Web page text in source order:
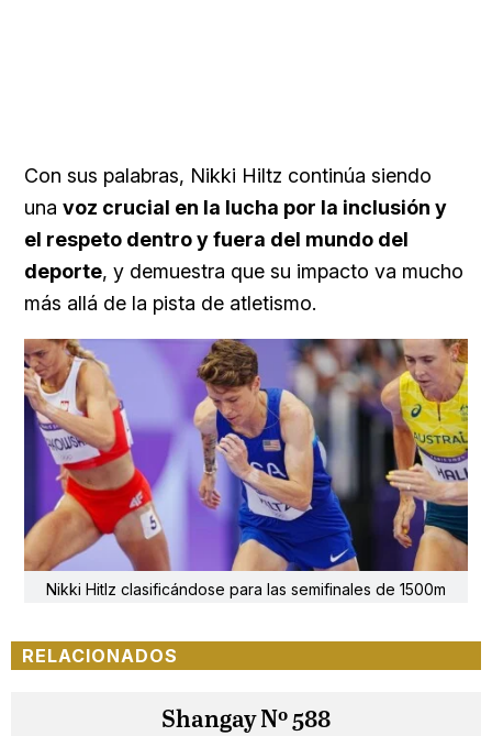
Con sus palabras, Nikki Hiltz continúa siendo
una voz crucial en la lucha por la inclusión y
el respeto dentro y fuera del mundo del
deporte, y demuestra que su impacto va mucho
más allá de la pista de atletismo.
Nikki Hitlz clasificándose para las semifinales de 1500m
RELACIONADOS
Shangay Nº 588